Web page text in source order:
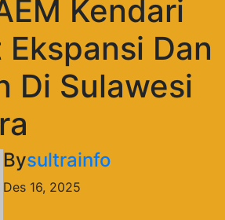
Kendari
Dan
Di Sulawesi
Bysultrainfo
Des 16, 2025